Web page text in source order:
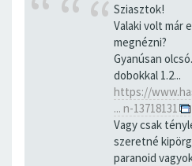
Sziasztok!
Valaki volt már
megnézni?
Gyanúsan
dobokkal 1.2...
https://
... n-13718131
Vagy csak
szeretné
paranoid